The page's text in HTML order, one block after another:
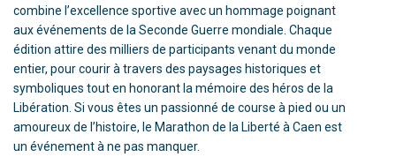
combine l’excellence sportive avec un hommage poignant
aux événements de la Seconde Guerre mondiale. Chaque
édition attire des milliers de participants venant du monde
entier, pour courir à travers des paysages historiques et
symboliques tout en honorant la mémoire des héros de la
Libération. Si vous êtes un passionné de course à pied ou un
amoureux de l’histoire, le Marathon de la Liberté à Caen est
un événement à ne pas manquer.